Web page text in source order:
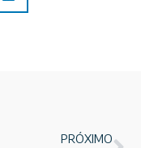
PRÓXIMO